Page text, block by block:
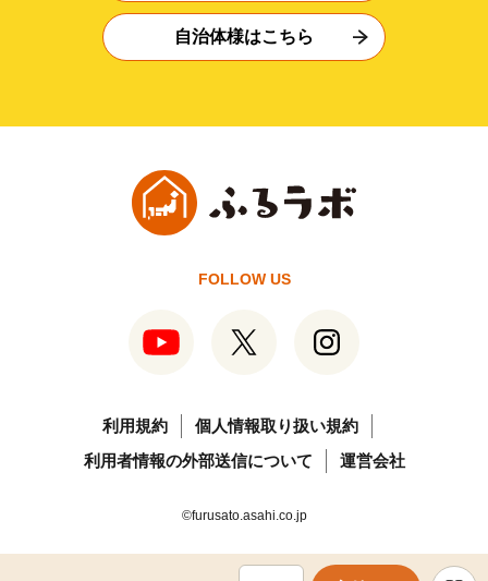
自治体様はこちら
FOLLOW US
利用規約
個人情報取り扱い規約
利用者情報の外部送信について
運営会社
©furusato.asahi.co.jp